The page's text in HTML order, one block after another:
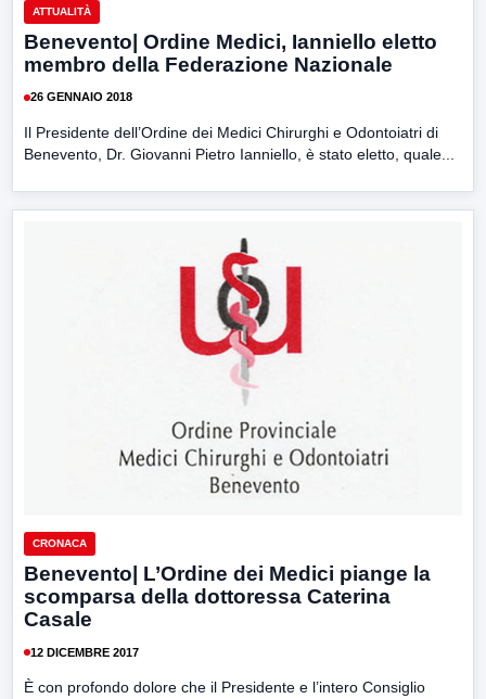
ATTUALITÀ
Benevento| Ordine Medici, Ianniello eletto
membro della Federazione Nazionale
26 GENNAIO 2018
Il Presidente dell’Ordine dei Medici Chirurghi e Odontoiatri di
Benevento, Dr. Giovanni Pietro Ianniello, è stato eletto, quale...
CRONACA
Benevento| L’Ordine dei Medici piange la
scomparsa della dottoressa Caterina
Casale
12 DICEMBRE 2017
È con profondo dolore che il Presidente e l’intero Consiglio